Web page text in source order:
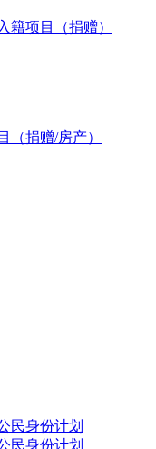
籍项目（捐赠）
（捐赠/房产）
民身份计划
民身份计划